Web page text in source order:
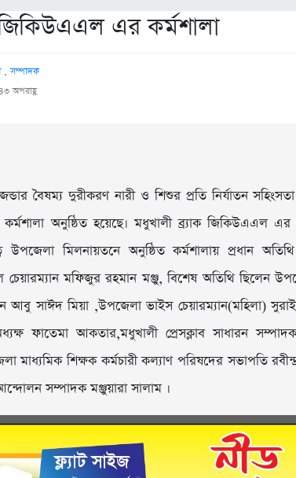
জিকিউএএল এর কর্মশালা
, সম্পাদক
অপরাহ্ণ
বৈষম্য দুরীকরণ নারী ও শিশুর প্রতি নির্যাতন
অনুষ্ঠিত হয়েছে। মধুখালী ব্র্যাক জিকিউএএল এর
উপজেলা মিলনায়তনে অনুষ্ঠিত কর্মশালায় প্রধান
মফিজুর রহমান মঞ্জু, বিশেষ অতিথি ছিলেন
আবু সাঈদ মিয়া ,উপজেলা ভাইস চেয়ারম্যান(মহিলা)
ফাতেমা আকতার,মধুখালী প্রেসক্লাব সাধারন
মাধ্যমিক শিক্ষক কর্মচারী কল্যাণ পরিষদের সভাপতি
সম্পাদক মঞ্জুয়ারা সালাম ।